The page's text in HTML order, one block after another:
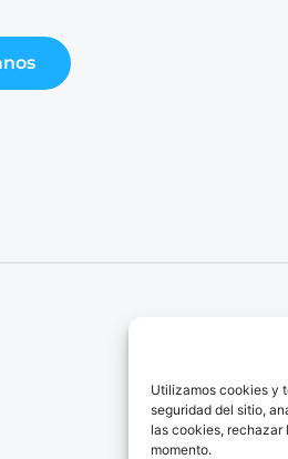
Utilizamos cookies y
seguridad del sitio,
las cookies, rechazar
momento.
Blog